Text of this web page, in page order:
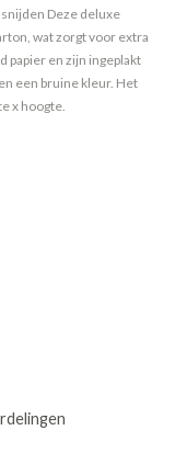
Deze deluxe
wat zorgt voor extra
papier en zijn ingeplakt
een bruine kleur. Het
x hoogte.